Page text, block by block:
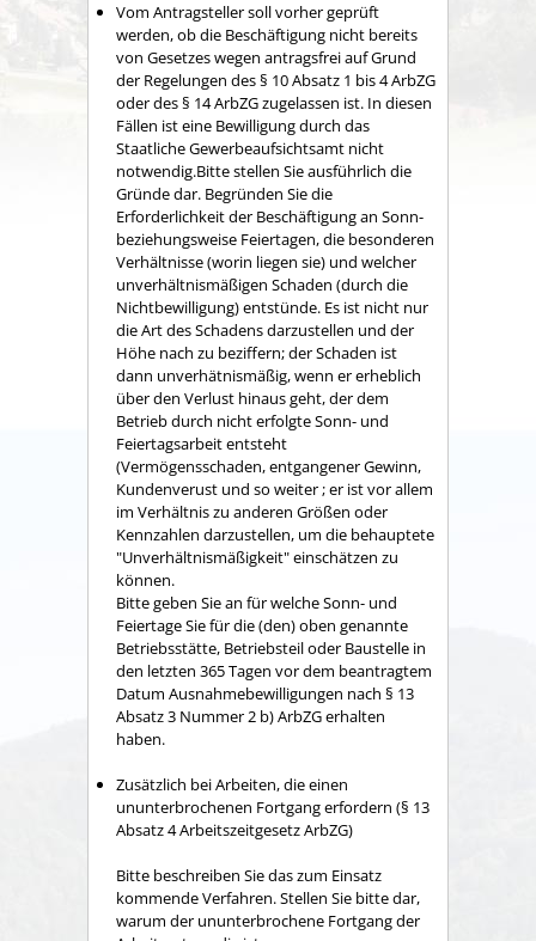
Vom Antragsteller soll vorher geprüft
werden, ob die Beschäftigung nicht bereits
von Gesetzes wegen antragsfrei auf Grund
der Regelungen des § 10 Absatz 1 bis 4 ArbZG
oder des § 14 ArbZG zugelassen ist. In diesen
Fällen ist eine Bewilligung durch das
Staatliche Gewerbeaufsichtsamt nicht
notwendig.Bitte stellen Sie ausführlich die
Gründe dar. Begründen Sie die
Erforderlichkeit der Beschäftigung an Sonn-
beziehungsweise Feiertagen, die besonderen
Verhältnisse (worin liegen sie) und welcher
unverhältnismäßigen Schaden (durch die
Nichtbewilligung) entstünde. Es ist nicht nur
die Art des Schadens darzustellen und der
Höhe nach zu beziffern; der Schaden ist
dann unverhätnismäßig, wenn er erheblich
über den Verlust hinaus geht, der dem
Betrieb durch nicht erfolgte Sonn- und
Feiertagsarbeit entsteht
(Vermögensschaden, entgangener Gewinn,
Kundenverust und so weiter; er ist vor allem
im Verhältnis zu anderen Größen oder
Kennzahlen darzustellen, um die behauptete
"Unverhältnismäßigkeit" einschätzen zu
können.
Bitte geben Sie an für welche Sonn- und
Feiertage Sie für die (den) oben genannte
Betriebsstätte, Betriebsteil oder Baustelle in
den letzten 365 Tagen vor dem beantragtem
Datum Ausnahmebewilligungen nach § 13
Absatz 3 Nummer 2 b) ArbZG erhalten
haben.
Zusätzlich bei Arbeiten, die einen
ununterbrochenen Fortgang erfordern (§ 13
Absatz4 Arbeitszeitgesetz ArbZG)
Bitte beschreiben Sie das zum Einsatz
kommende Verfahren. Stellen Sie bitte dar,
warum der ununterbrochene Fortgang der